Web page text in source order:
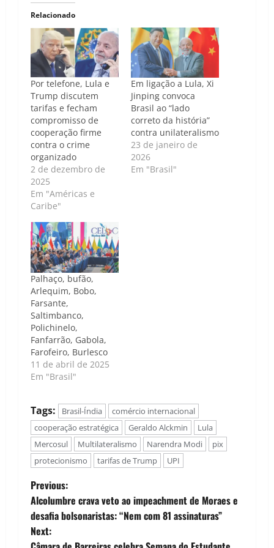
Relacionado
Por telefone, Lula e
Trump discutem
tarifas e fecham
compromisso de
cooperação firme
contra o crime
organizado
2 de dezembro de
2025
Em "Américas e
Caribe"
Em ligação a Lula, Xi
Jinping convoca
Brasil ao “lado
correto da história”
contra unilateralismo
23 de janeiro de
2026
Em "Brasil"
Palhaço, bufão,
Arlequim, Bobo,
Farsante,
Saltimbanco,
Polichinelo,
Fanfarrão, Gabola,
Farofeiro, Burlesco
11 de abril de 2025
Em "Brasil"
Tags: Brasil-Índia
comércio internacional
cooperação estratégica
Geraldo Alckmin
Lula
Mercosul
Multilateralismo Narendra Modi
pix
protecionismo
tarifas de Trump UPI
P
o
s
Previous:
Alcolumbre crava veto ao impeachment de Moraes e
desafia bolsonaristas: “Nem com 81 assinaturas”
Next: